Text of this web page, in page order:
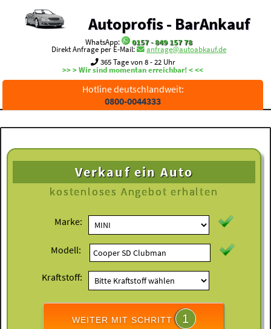
Autoprofis - BarAnkauf
WhatsApp:
0157 - 849 157 78
Direkt Anfrage per E-Mail:
anfrage@autoabkauf.de
365 Tage von 8 - 22 Uhr
>> > Wir sind momentan erreichbar! < <<
Hotline deutschlandweit:
0800-0044333
Verkauf ein Auto
kostenloses Angebot erhalten
Marke:
Modell:
Kraftstoff:
WEITER MIT SCHRITT 1